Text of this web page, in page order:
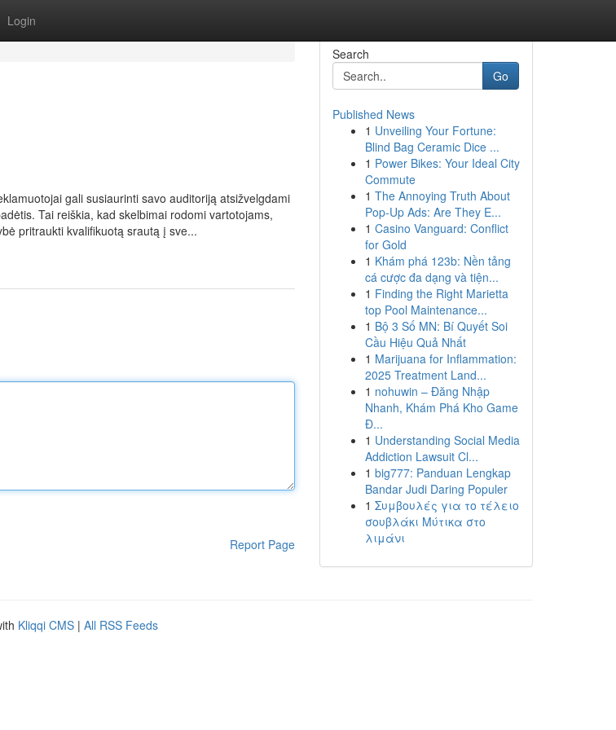
Login
gali susiaurinti savo auditoriją atsižvelgdami
Tai reiškia, kad skelbimai rodomi vartotojams,
pritraukti kvalifikuotą srautą į sve...
Report Page
Search
Go
Published News
1 Unveiling Your Fortune:
Blind Bag Ceramic Dice ...
1 Power Bikes: Your Ideal City
Commute
1 The Annoying Truth About
Pop-Up Ads: Are They E...
1 Casino Vanguard: Conflict
for Gold
1 Khám phá 123b: Nền tảng
cá cược đa dạng và tiện...
1 Finding the Right Marietta
top Pool Maintenance...
1 Bộ 3 Số MN: Bí Quyết Soi
Cầu Hiệu Quả Nhất
1 Marijuana for Inflammation:
2025 Treatment Land...
1 nohuwin – Đăng Nhập
Nhanh, Khám Phá Kho Game
Đ...
1 Understanding Social Media
Addiction Lawsuit Cl...
1 big777: Panduan Lengkap
Bandar Judi Daring Populer
1 Συμβουλές για το τέλειο
σουβλάκι Μύτικα στο
λιμάνι
Kliqqi CMS | All RSS Feeds